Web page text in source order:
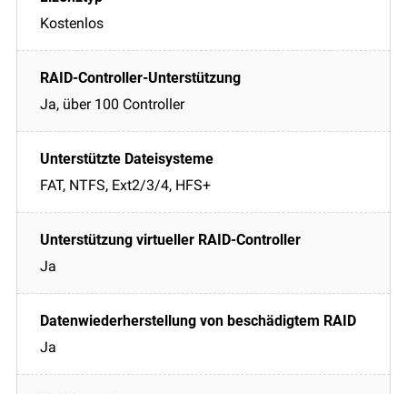
Kostenlos
Ja, über 100 Controller
FAT, NTFS, Ext2/3/4, HFS+
Ja
Ja